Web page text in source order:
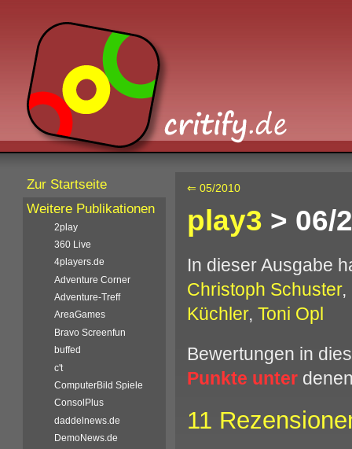
⇐ 05/2010
play3 > 06/
In dieser Ausgabe
Christoph Schuster,
Küchler, Toni Opl
Bewertungen in
Punkte unter
11
Zur Startseite
Weitere Publikationen
2play
360 Live
4players.de
Adventure Corner
Adventure-Treff
AreaGames
Bravo Screenfun
buffed
c't
ComputerBild Spiele
ConsolPlus
daddelnews.de
DemoNews.de